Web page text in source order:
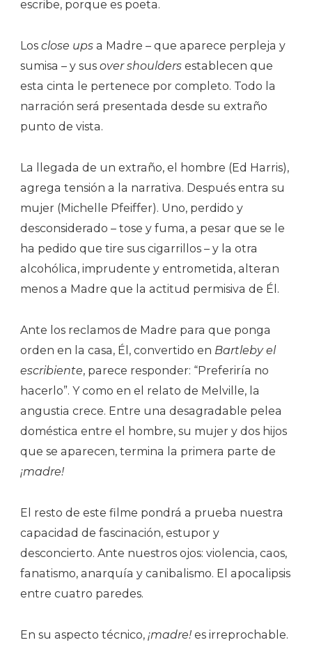
escribe, porque es poeta.
Los close ups a Madre – que aparece perpleja y
sumisa – y sus over shoulders establecen que
esta cinta le pertenece por completo. Todo la
narración será presentada desde su extraño
punto de vista.
La llegada de un extraño, el hombre (Ed Harris),
agrega tensión a la narrativa. Después entra su
mujer (Michelle Pfeiffer). Uno, perdido y
desconsiderado – tose y fuma, a pesar que se le
ha pedido que tire sus cigarrillos – y la otra
alcohólica, imprudente y entrometida, alteran
menos a Madre que la actitud permisiva de Él.
Ante los reclamos de Madre para que ponga
orden en la casa, Él, convertido en Bartleby el
escribiente, parece responder: “Preferiría no
hacerlo”. Y como en el relato de Melville, la
angustia crece. Entre una desagradable pelea
doméstica entre el hombre, su mujer y dos hijos
que se aparecen, termina la primera parte de
¡madre!
El resto de este filme pondrá a prueba nuestra
capacidad de fascinación, estupor y
desconcierto. Ante nuestros ojos: violencia, caos,
fanatismo, anarquía y canibalismo. El apocalipsis
entre cuatro paredes.
En su aspecto técnico, ¡madre! es irreprochable.